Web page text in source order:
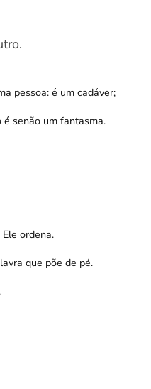
pessoa: é um cadáver;
senão um fantasma.
ordena.
que põe de pé.